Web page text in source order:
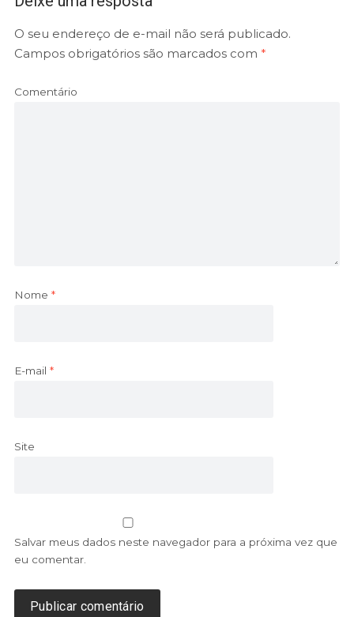
O seu endereço de e-mail não será publicado.
Campos obrigatórios são marcados com *
Comentário
Nome *
E-mail *
Site
Salvar meus dados neste navegador para a próxima vez que
eu comentar.